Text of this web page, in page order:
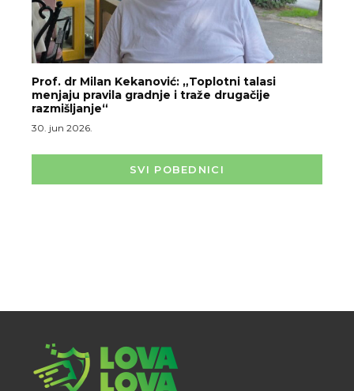
Prof. dr Milan Kekanović: „Toplotni talasi
menjaju pravila gradnje i traže drugačije
razmišljanje“
30. jun 2026.
SVI POBEDNICI